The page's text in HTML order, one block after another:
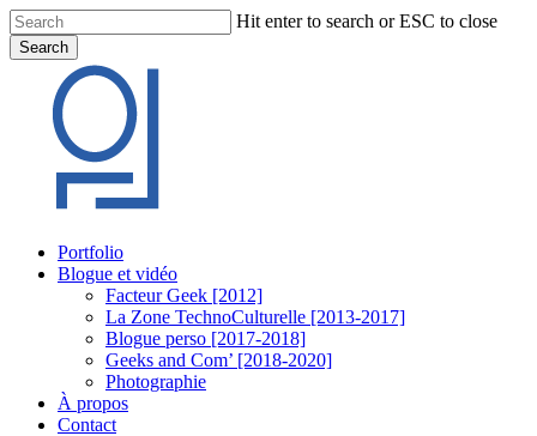
Skip
to
main
content
Hit enter to search or ESC to close
Search
Search
Menu
Portfolio
Blogue et vidéo
Facteur Geek [2012]
La Zone TechnoCulturelle [2013-2017]
Blogue perso [2017-2018]
Geeks and Com’ [2018-2020]
Photographie
À propos
Contact